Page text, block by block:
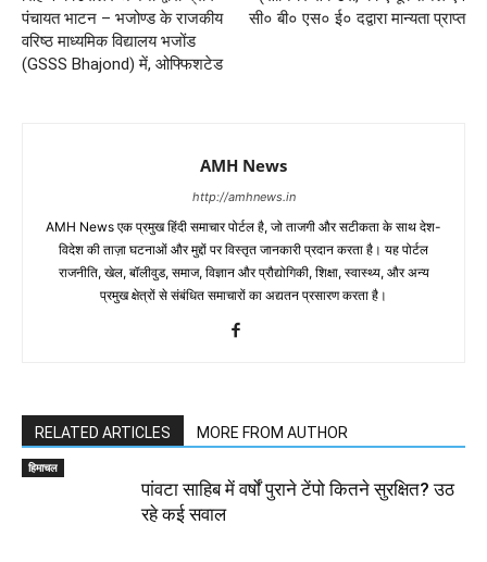
पंचायत भाटन – भजोण्ड के राजकीय
वरिष्ठ माध्यमिक विद्यालय भजोंड
(GSSS Bhajond) में, ओफ्फिशटेड
सी० बी० एस० ई० दद्वारा मान्यता प्राप्त
AMH News
http://amhnews.in
AMH News एक प्रमुख हिंदी समाचार पोर्टल है, जो ताजगी और सटीकता के साथ देश-
विदेश की ताज़ा घटनाओं और मुद्दों पर विस्तृत जानकारी प्रदान करता है। यह पोर्टल
राजनीति, खेल, बॉलीवुड, समाज, विज्ञान और प्रौद्योगिकी, शिक्षा, स्वास्थ्य, और अन्य
प्रमुख क्षेत्रों से संबंधित समाचारों का अद्यतन प्रसारण करता है।
RELATED ARTICLES MORE FROM AUTHOR
हिमाचल
पांवटा साहिब में वर्षों पुराने टेंपो कितने सुरक्षित? उठ
रहे कई सवाल